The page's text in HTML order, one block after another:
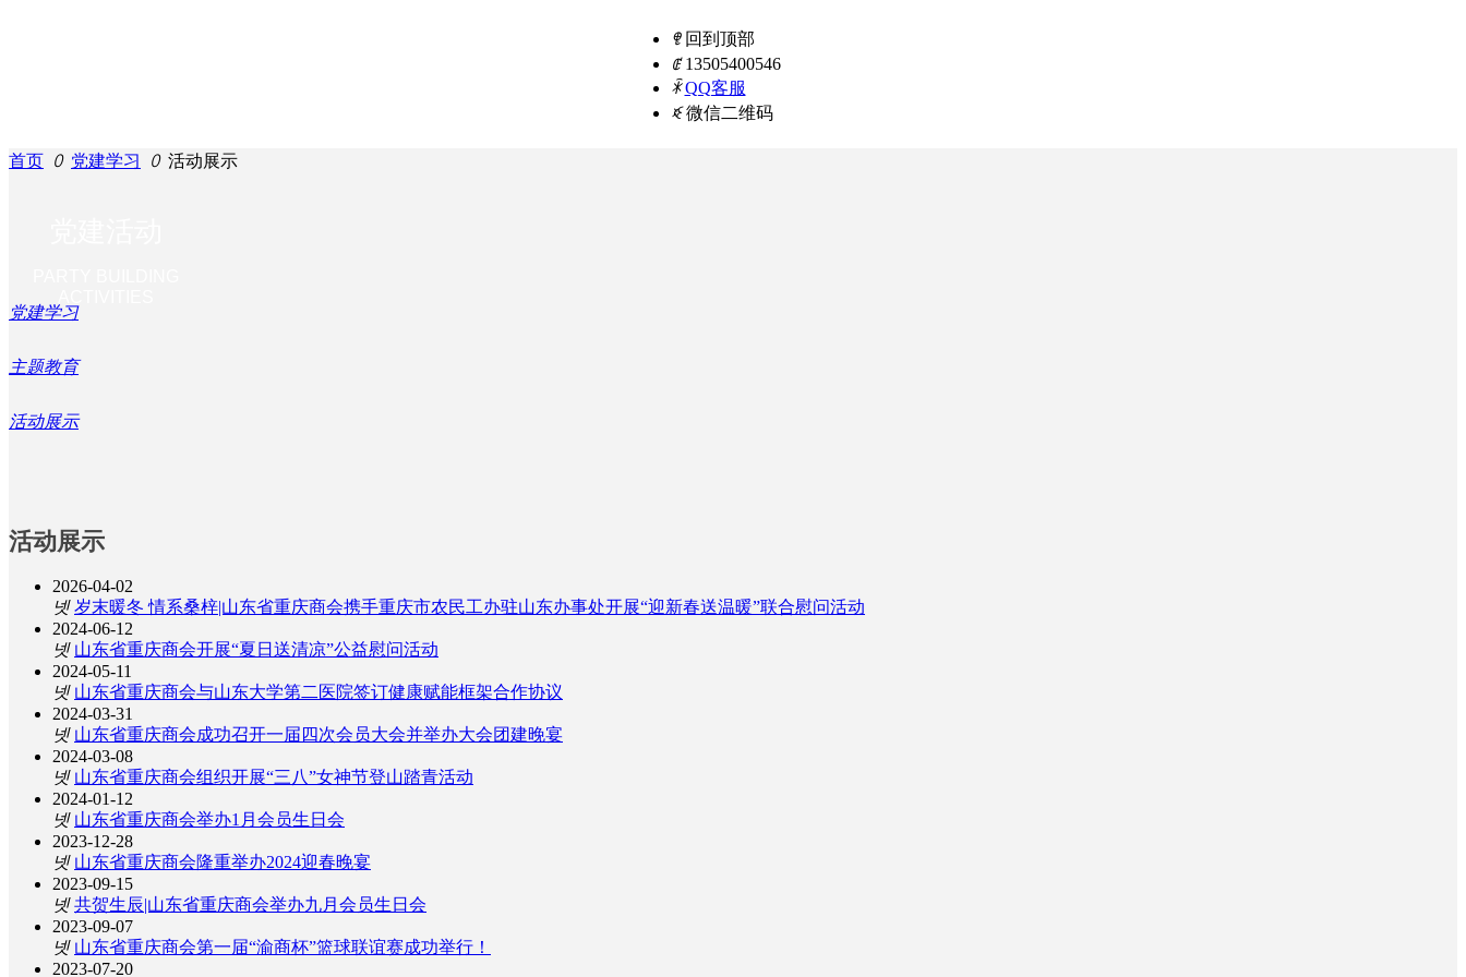
ꁸ 回到顶部
ꂅ 13505400546
ꁗ QQ客服
ꀥ 微信二维码
商会动态
通知公告
时政要闻
会员风采
历届大会
三八活动
活动展示
党建活动
党建学习
学习宣传贯彻党的二十大精神
加入我们
联系我们
首页 ꄲ 党建学习 ꄲ 活动展示
党建学习
主题教育
活动展示
活动展示
2026-04-02
넷 岁末暖冬 情系桑梓|山东省重庆商会携手重庆市农民工办驻山东办事处开展“迎新春送温暖”联合慰问活动
2024-06-12
넷 山东省重庆商会开展“夏日送清凉”公益慰问活动
2024-05-11
넷 山东省重庆商会与山东大学第二医院签订健康赋能框架合作协议
2024-03-31
넷 山东省重庆商会成功召开一届四次会员大会并举办大会团建晚宴
2024-03-08
넷 山东省重庆商会组织开展“三八”女神节登山踏青活动
2024-01-12
넷 山东省重庆商会举办1月会员生日会
2023-12-28
넷 山东省重庆商会隆重举办2024迎春晚宴
2023-09-15
넷 共贺生辰|山东省重庆商会举办九月会员生日会
2023-09-07
넷 山东省重庆商会第一届“渝商杯”篮球联谊赛成功举行！
2023-07-20